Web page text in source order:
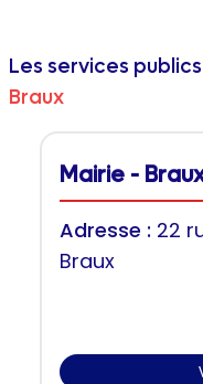
Les services
Braux
Mairie -
Adresse : 22
Braux